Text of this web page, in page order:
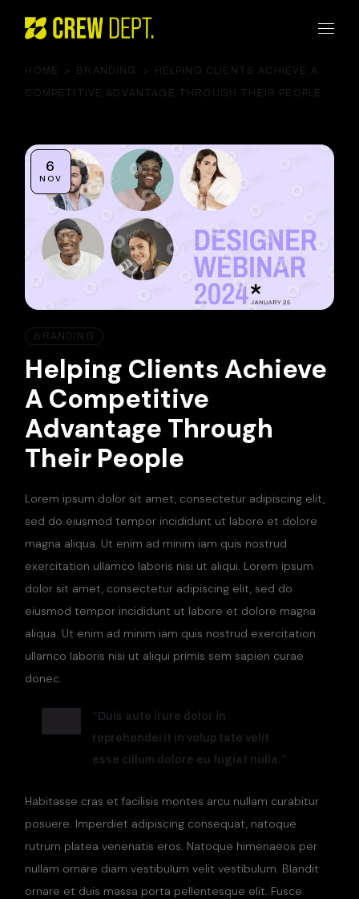
HOME BRANDING
HELPING CLIENTS ACHIEVE A
COMPETITIVE ADVANTAGE THROUGH THEIR PEOPLE
6
NOV
BRANDING
Helping Clients Achieve
A Competitive
Advantage Through
Their People
Lorem ipsum dolor sit amet, consectetur adipiscing elit,
sed do eiusmod tempor incididunt ut labore et dolore
magna aliqua. Ut enim ad minim iam quis nostrud
exercitation ullamco laboris nisi ut aliqui. Lorem ipsum
dolor sit amet, consectetur adipiscing elit, sed do
eiusmod tempor incididunt ut labore et dolore magna
aliqua. Ut enim ad minim iam quis nostrud exercitation
ullamco laboris nisi ut aliqui primis sem sapien curae
donec.
“Duis aute irure dolor in
reprehenderit in volup tate velit
esse cillum dolore eu fugiat nulla.”
Habitasse cras et facilisis montes arcu nullam curabitur
posuere. Imperdiet adipiscing consequat, natoque
rutrum platea venenatis eros. Natoque himenaeos per
nullam ornare diam vestibulum velit vestibulum. Blandit
ornare et duis massa porta pellentesque elit. Fusce